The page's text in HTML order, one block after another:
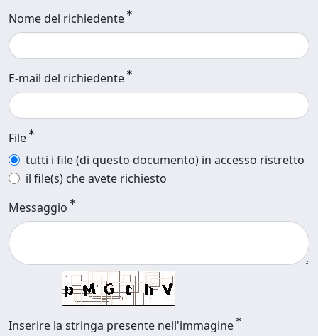
Nome del richiedente
E-mail del richiedente
File
tutti i file (di questo documento) in accesso ristretto
il file(s) che avete richiesto
Messaggio
Inserire la stringa presente nell'immagine